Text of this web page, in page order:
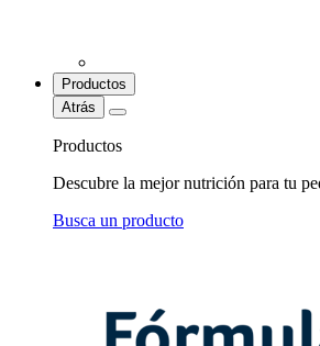
Productos
Atrás
Productos
Descubre la mejor nutrición para tu
Busca un producto